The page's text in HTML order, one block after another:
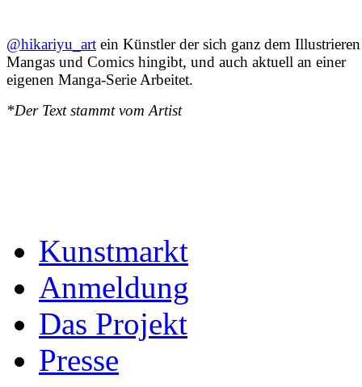
@hikariyu_art ein Künstler der sich ganz dem
Mangas und Comics hingibt, und auch aktuell an einer
eigenen Manga-Serie Arbeitet.
*Der Text stammt vom Artist
Kunstmarkt
Anmeldung
Das Projekt
Presse